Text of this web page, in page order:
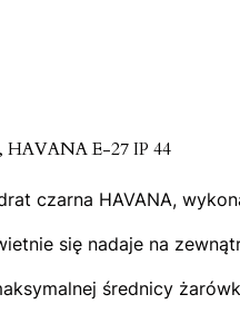
HAVANA E-27 IP 44
czarna HAVANA,
się nadaje na
średnicy